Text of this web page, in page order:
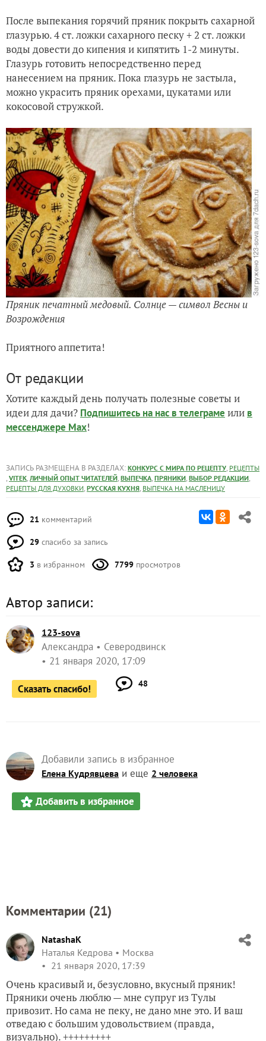
После выпекания горячий пряник покрыть сахарной
глазурью. 4 ст. ложки сахарного песку + 2 ст. ложки
воды довести до кипения и кипятить 1-2 минуты.
Глазурь готовить непосредственно перед
нанесением на пряник. Пока глазурь не застыла,
можно украсить пряник орехами, цукатами или
кокосовой стружкой.
Пряник печатный медовый. Солнце — символ Весны и
Возрождения
Приятного аппетита!
От редакции
Хотите каждый день получать полезные советы и
идеи для дачи? Подпишитесь на нас в телеграме или в
мессенджере Max!
ЗАПИСЬ РАЗМЕЩЕНА В РАЗДЕЛАХ: КОНКУРС С МИРА ПО РЕЦЕПТУ, РЕЦЕПТЫ
, VITEK, ЛИЧНЫЙ ОПЫТ ЧИТАТЕЛЕЙ, ВЫПЕЧКА, ПРЯНИКИ, ВЫБОР РЕДАКЦИИ,
РЕЦЕПТЫ ДЛЯ ДУХОВКИ, РУССКАЯ КУХНЯ, ВЫПЕЧКА НА МАСЛЕНИЦУ
21 комментарий
29 спасибо за запись
3 в избранном 7799 просмотров
Автор записи:
123-sova
Александра
Северодвинск
21 января 2020, 17:09
Сказать спасибо! 48
Добавили запись в избранное
Елена Кудрявцева и еще 2 человека
Добавить в избранное
Комментарии (21)
NatashaK
Наталья Кедрова
Москва
21 января 2020, 17:39
Очень красивый и, безусловно, вкусный пряник!
Пряники очень люблю — мне супруг из Тулы
привозит. Но сама не пеку, не дано мне это. И ваш
отведаю с большим удовольствием (правда,
визуально). +++++++++